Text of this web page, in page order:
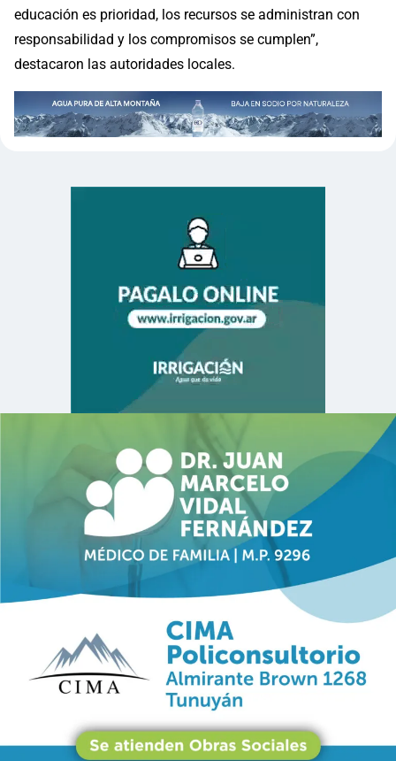
educación es prioridad, los recursos se administran con
responsabilidad y los compromisos se cumplen”,
destacaron las autoridades locales.